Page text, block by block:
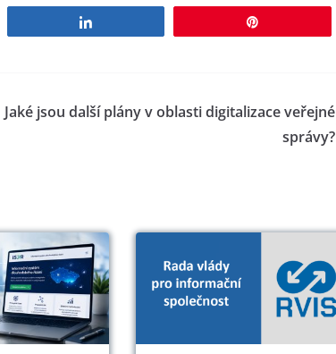
Jaké jsou další plány v oblasti digitalizace veřejné
správy?